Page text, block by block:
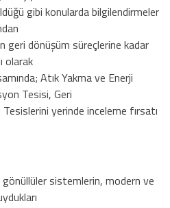
gibi konularda bilgilendirmeler
geri dönüşüm süreçlerine kadar
olarak
Atık Yakma ve Enerji
Tesisi, Geri
yerinde inceleme fırsatı
sistemlerin, modern ve